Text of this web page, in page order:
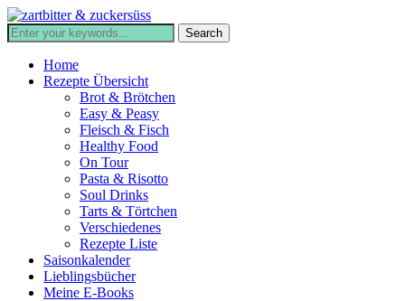
Home
Rezepte Übersicht
Brot & Brötchen
Easy & Peasy
Fleisch & Fisch
Healthy Food
On Tour
Pasta & Risotto
Soul Drinks
Tarts & Törtchen
Verschiedenes
Rezepte Liste
Saisonkalender
Lieblingsbücher
Meine E-Books